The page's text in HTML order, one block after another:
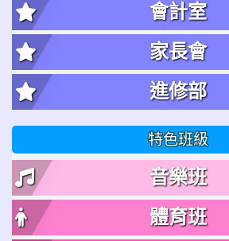
會計室
家長會
進修部
特色班級
音樂班
體育班